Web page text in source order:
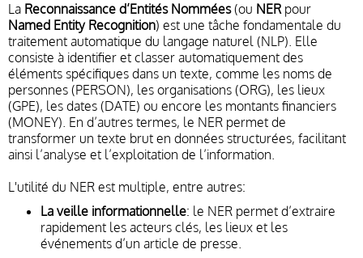
La Reconnaissance d’Entités Nommées(ou NERpour
Named Entity Recognition) est une tâche fondamentale du
traitement automatique du langage naturel (NLP). Elle
consiste à identifier et classer automatiquement des
éléments spécifiques dans un texte, comme les noms de
personnes (PERSON), les organisations (ORG), les lieux
(GPE), les dates (DATE) ou encore les montants financiers
(MONEY). En d’autres termes, le NER permet de
transformer un texte brut en données structurées, facilitant
ainsi l’analyse et l’exploitation de l’information.
L'utilité du NER est multiple, entre autres:
La veille informationnelle: le NER permet d’extraire
rapidement les acteurs clés, les lieux et les
événements d’un article de presse.